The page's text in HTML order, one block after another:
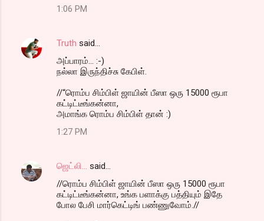
1:06 PM
Truth said…
அப்பாரம்... :-)
நல்லா இருந்திச்சு கேபிள்.
//“ரொம்ப சிம்பிள் ஜாயின் பீஸா ஒரு 15000 ரூபா
கட்டிட்டீங்கன்னா,
அமாங்க ரொம்ப சிம்பிள் தான் :)
1:27 PM
ஜெட்லி...
said…
//ரொம்ப சிம்பிள் ஜாயின் பீஸா ஒரு 15000 ரூபா
கட்டிட்டீங்கன்னா, உங்க பளாக்கு பத்தியும் இதே
போல பேசி மார்கெட்டிங் பண்ணுவோம்.//